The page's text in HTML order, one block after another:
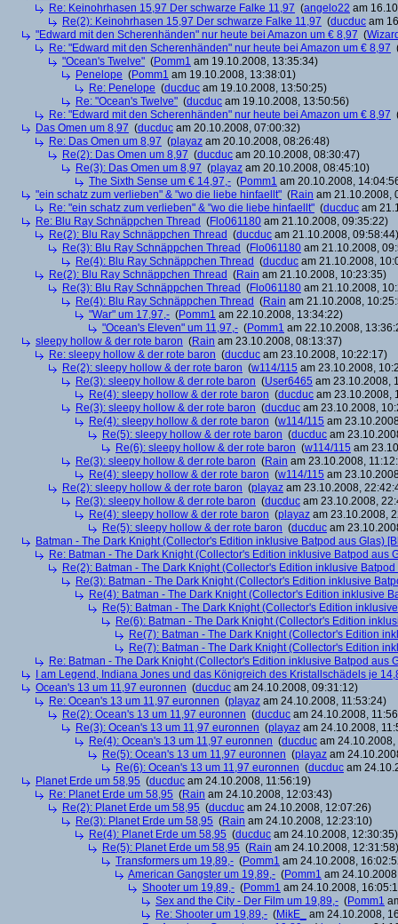
Re: Keinohrhasen 15,97 Der schwarze Falke 11,97 (angelo22 am
Re(2): Keinohrhasen 15,97 Der schwarze Falke 11,97 (ducduc am
"Edward mit den Scherenhänden" nur heute bei Amazon um € 8,97 (
Re: "Edward mit den Scherenhänden" nur heute bei Amazon um € 8,97
"Ocean's Twelve" (Pomm1 am 19.10.2008, 13:35:34)
Penelope (Pomm1 am 19.10.2008, 13:38:01)
Re: Penelope (ducduc am 19.10.2008, 13:50:25)
Re: "Ocean's Twelve" (ducduc am 19.10.2008, 13:50:56)
Re: "Edward mit den Scherenhänden" nur heute bei Amazon um € 8,97
Das Omen um 8,97 (ducduc am 20.10.2008, 07:00:32)
Re: Das Omen um 8,97 (playaz am 20.10.2008, 08:26:48)
Re(2): Das Omen um 8,97 (ducduc am 20.10.2008, 08:30:47)
Re(3): Das Omen um 8,97 (playaz am 20.10.2008, 08:45:10)
The Sixth Sense um € 14,97,- (Pomm1 am 20.10.2008,
"ein schatz zum verlieben" & "wo die liebe hinfaellt" (Rain am 21.10.2008,
Re: "ein schatz zum verlieben" & "wo die liebe hinfaellt" (ducduc am
Re: Blu Ray Schnäppchen Thread (Flo061180 am 21.10.2008, 09:35:22)
Re(2): Blu Ray Schnäppchen Thread (ducduc am 21.10.2008, 09:58:44)
Re(3): Blu Ray Schnäppchen Thread (Flo061180 am 21.10.2008,
Re(4): Blu Ray Schnäppchen Thread (ducduc am 21.10.2008,
Re(2): Blu Ray Schnäppchen Thread (Rain am 21.10.2008, 10:23:35)
Re(3): Blu Ray Schnäppchen Thread (Flo061180 am 21.10.2008,
Re(4): Blu Ray Schnäppchen Thread (Rain am 21.10.2008,
"War" um 17,97,- (Pomm1 am 22.10.2008, 13:34:22)
"Ocean's Eleven" um 11,97,- (Pomm1 am 22.10.2008,
sleepy hollow & der rote baron (Rain am 23.10.2008, 08:13:37)
Re: sleepy hollow & der rote baron (ducduc am 23.10.2008, 10:22:17)
Re(2): sleepy hollow & der rote baron (w114/115 am 23.10.2008,
Re(3): sleepy hollow & der rote baron (User6465 am 23.10.2008,
Re(4): sleepy hollow & der rote baron (ducduc am 23.10.2008,
Re(3): sleepy hollow & der rote baron (ducduc am 23.10.2008,
Re(4): sleepy hollow & der rote baron (w114/115 am
Re(5): sleepy hollow & der rote baron (ducduc am
Re(6): sleepy hollow & der rote baron (w114/115 am
Re(3): sleepy hollow & der rote baron (Rain am 23.10.2008,
Re(4): sleepy hollow & der rote baron (w114/115 am
Re(2): sleepy hollow & der rote baron (playaz am 23.10.2008,
Re(3): sleepy hollow & der rote baron (ducduc am 23.10.2008,
Re(4): sleepy hollow & der rote baron (playaz am 23.10.2008,
Re(5): sleepy hollow & der rote baron (ducduc am
Batman - The Dark Knight (Collector's Edition inklusive Batpod aus Glas)
Re: Batman - The Dark Knight (Collector's Edition inklusive Batpod aus
Re(2): Batman - The Dark Knight (Collector's Edition inklusive
Re(3): Batman - The Dark Knight (Collector's Edition inklusive
Re(4): Batman - The Dark Knight (Collector's Edition inklusive
Re(5): Batman - The Dark Knight (Collector's Edition
Re(6): Batman - The Dark Knight (Collector's Edition
Re(7): Batman - The Dark Knight (Collector's Edition
Re(7): Batman - The Dark Knight (Collector's Edition
Re: Batman - The Dark Knight (Collector's Edition inklusive Batpod aus
I am Legend, Indiana Jones und das Königreich des Kristallschädels je
Ocean's 13 um 11,97 euronnen (ducduc am 24.10.2008, 09:31:12)
Re: Ocean's 13 um 11,97 euronnen (playaz am 24.10.2008, 11:53:24)
Re(2): Ocean's 13 um 11,97 euronnen (ducduc am 24.10.2008,
Re(3): Ocean's 13 um 11,97 euronnen (playaz am 24.10.2008,
Re(4): Ocean's 13 um 11,97 euronnen (ducduc am
Re(5): Ocean's 13 um 11,97 euronnen (playaz am
Re(6): Ocean's 13 um 11,97 euronnen (ducduc am
Planet Erde um 58,95 (ducduc am 24.10.2008, 11:56:19)
Re: Planet Erde um 58,95 (Rain am 24.10.2008, 12:03:43)
Re(2): Planet Erde um 58,95 (ducduc am 24.10.2008, 12:07:26)
Re(3): Planet Erde um 58,95 (Rain am 24.10.2008, 12:23:10)
Re(4): Planet Erde um 58,95 (ducduc am 24.10.2008, 12:30:35)
Re(5): Planet Erde um 58,95 (Rain am 24.10.2008, 12:31:58)
Transformers um 19,89,- (Pomm1 am 24.10.2008,
American Gangster um 19,89,- (Pomm1 am
Shooter um 19,89,- (Pomm1 am 24.10.2008,
Sex and the City - Der Film um 19,89,- (Pomm1
Re: Shooter um 19,89,- (MikE_
am 24.10.2008,